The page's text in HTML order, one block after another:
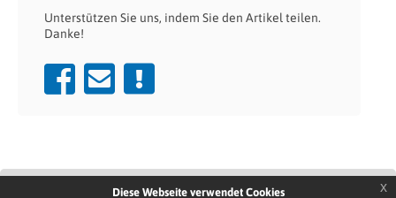
Unterstützen Sie uns, indem Sie den Artikel teilen.
Danke!
Diese Webseite verwendet Cookies x